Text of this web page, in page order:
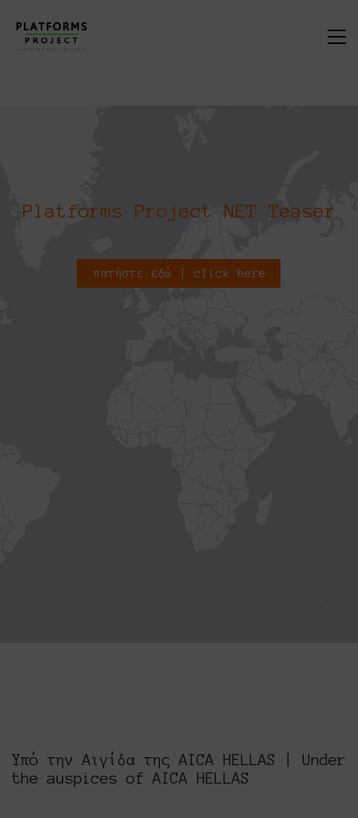
Platforms Project NET Teaser
πατήστε εδώ | click here
Υπό την Αιγίδα της AICA HELLAS | Under
the auspices of AICA HELLAS